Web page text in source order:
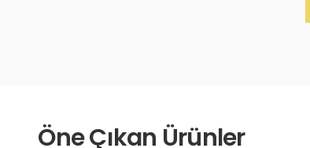
Öne Çıkan Ürünler